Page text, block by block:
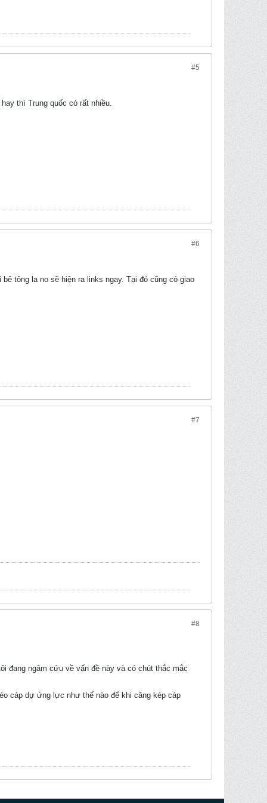
#5
thì Trung quốc có rất nhiều.
#6
tông la no sẽ hiện ra links ngay. Tại đó cũng có giao
#7
#8
đang ngâm cứu về vấn đề này và có chút thắc mắc
cáp dự ứng lực như thế nào để khi căng kép cáp